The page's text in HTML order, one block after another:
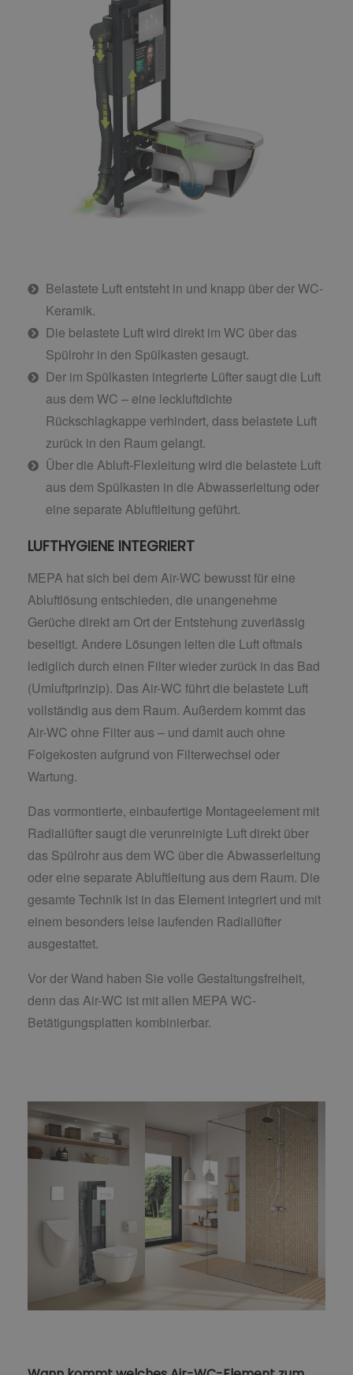
Belastete Luft entsteht in und knapp über der WC-
Keramik.
Die belastete Luft wird direkt im WC über das
Spülrohr in den Spülkasten gesaugt.
Der im Spülkasten integrierte Lüfter saugt die Luft
aus dem WC – eine leckluftdichte
Rückschlagkappe verhindert, dass belastete Luft
zurück in den Raum gelangt.
Über die Abluft-Flexleitung wird die belastete Luft
aus dem Spülkasten in die Abwasserleitung oder
eine separate Abluftleitung geführt.
LUFTHYGIENE INTEGRIERT
MEPA hat sich bei dem Air-WC bewusst für eine
Abluftlösung entschieden, die unangenehme
Gerüche direkt am Ort der Entstehung zuverlässig
beseitigt. Andere Lösungen leiten die Luft oftmals
lediglich durch einen Filter wieder zurück in das Bad
(Umluftprinzip). Das Air-WC führt die belastete Luft
vollständig aus dem Raum. Außerdem kommt das
Air-WC ohne Filter aus – und damit auch ohne
Folgekosten aufgrund von Filterwechsel oder
Wartung.
Das vormontierte, einbaufertige Montageelement mit
Radiallüfter saugt die verunreinigte Luft direkt über
das Spülrohr aus dem WC über die Abwasserleitung
oder eine separate Abluftleitung aus dem Raum. Die
gesamte Technik ist in das Element integriert und mit
einem besonders leise laufenden Radiallüfter
ausgestattet.
Vor der Wand haben Sie volle Gestaltungsfreiheit,
denn das Air-WC ist mit allen MEPA WC-
Betätigungsplatten kombinierbar.